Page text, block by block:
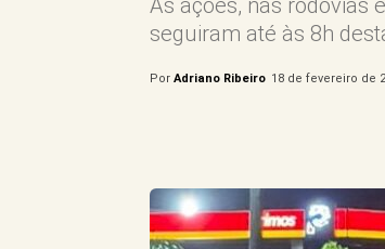
seguiram até às 8h
Por Adriano Ribeiro 18 de fevereiro de